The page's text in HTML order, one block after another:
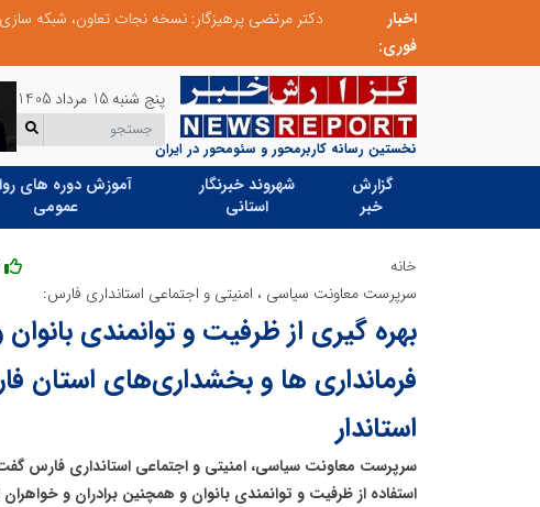
اخبار
فوری:
دکتر مرتضی پرهیزگار: نسخه نجات تعاون، شبکه سازی
نخستین رسانه کاربرمحور و سئومحور در ایران
پنج شنبه 15 مرداد 1405
گزارش
خبر
شهروند خبرنگار
استانی
آموزش دوره های
عمومی
خانه
سرپرست معاونت سیاسی ، امنیتی و اجتماعی استانداری فارس:
بهره گیری از ظرفیت و توانمندی
فرمانداری ها و بخشداری‌های استان
استاندار
سرپرست معاونت سیاسی، امنیتی و اجتماعی استانداری فارس
استفاده از ظرفیت و توانمندی بانوان و همچنین برادران و